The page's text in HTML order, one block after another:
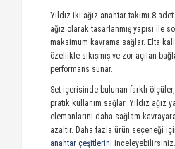
Yıldız iki ağız anahtar takımı 8
ağız olarak tasarlanmış yapısı ile
maksimum kavrama sağlar. Elta
özellikle sıkışmış ve zor açılan
performans sunar.
Set içerisinde bulunan farklı
pratik kullanım sağlar. Yıldız ağız
elemanlarını daha sağlam
azaltır. Daha fazla ürün seçeneği
anahtar çeşitlerini inceleyebilirsiniz.